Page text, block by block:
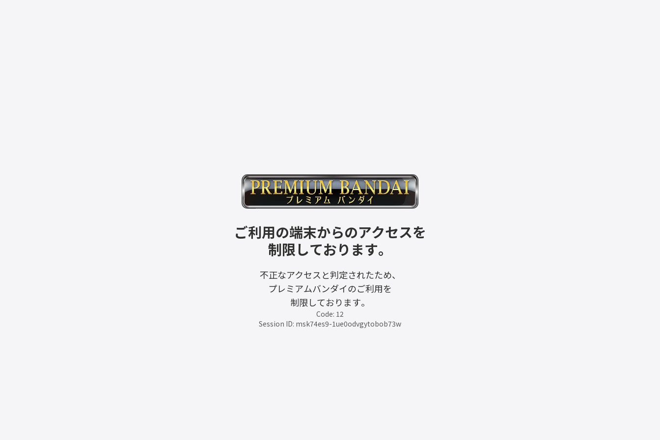
ご利用の端末からのアクセスを
制限しております。
不正なアクセスと判定されたため、
プレミアムバンダイのご利用を
制限しております。
Code: 12
Session ID: msk74es9-1ue0odvgytobob73w